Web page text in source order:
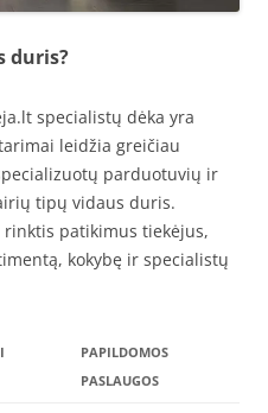
duris?
specialistų dėka yra
leidžia greičiau
parduotuvių ir
tipų vidaus duris.
patikimus tiekėjus,
kokybę ir specialistų
PAPILDOMOS
PASLAUGOS